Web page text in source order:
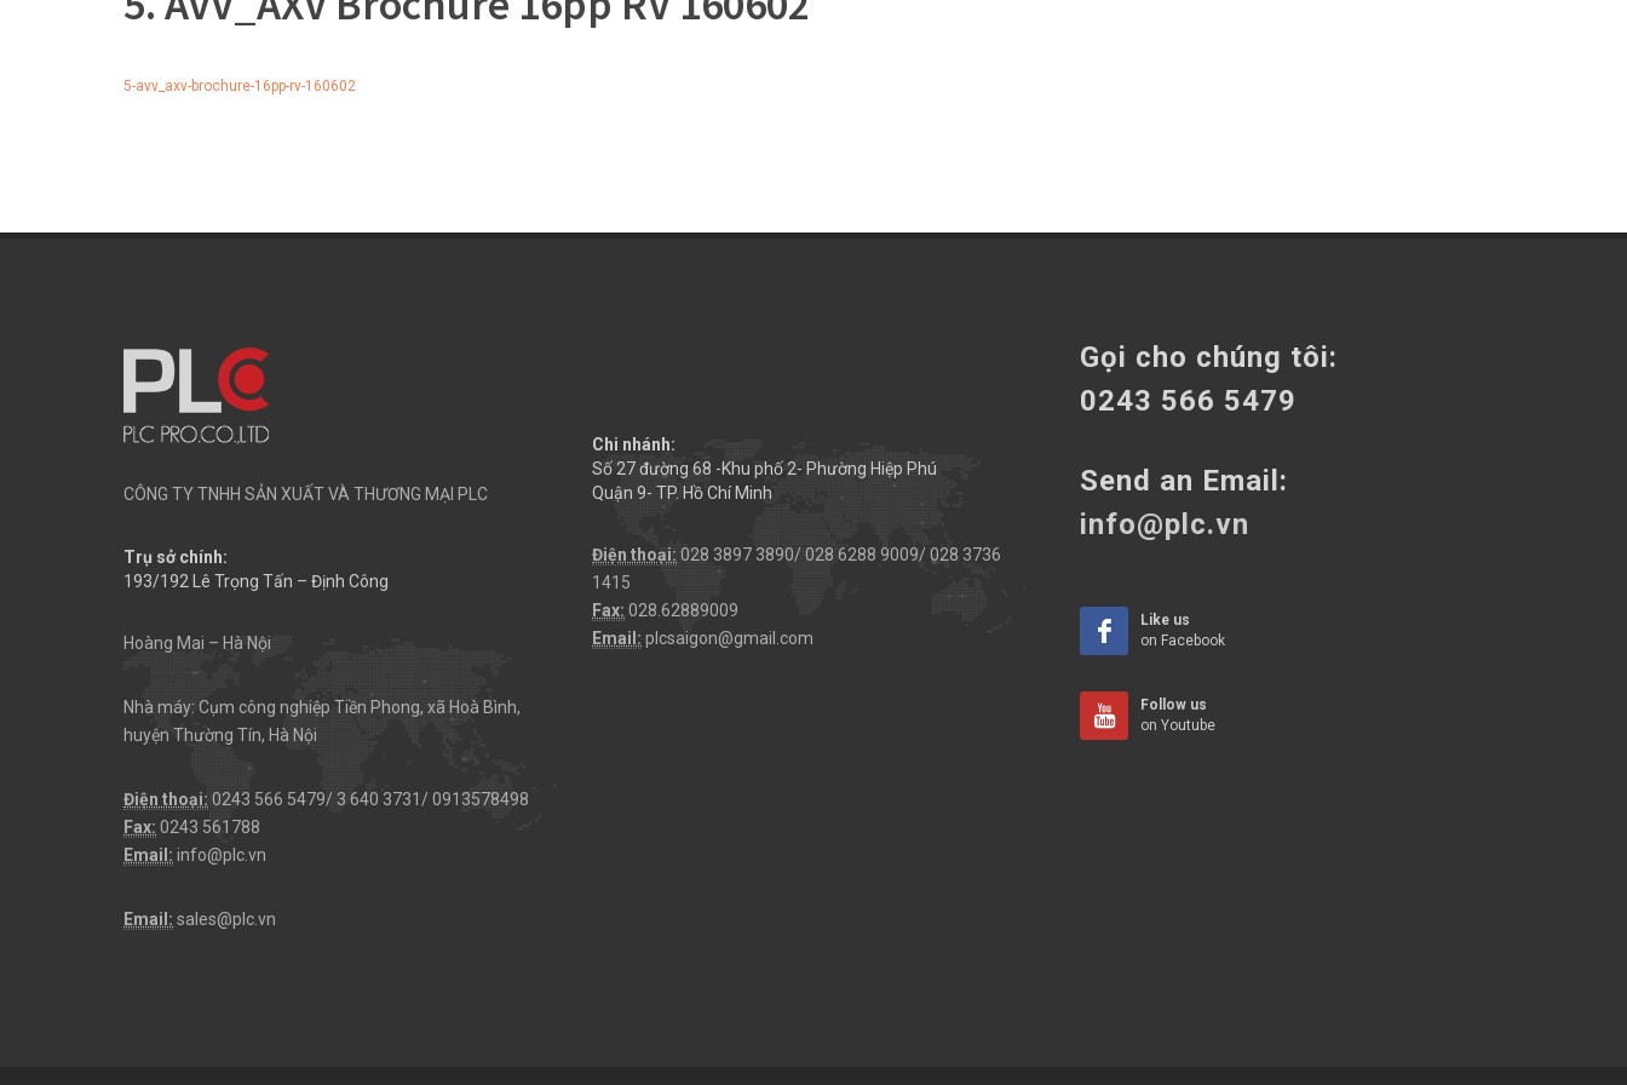
5-avv_axv-brochure-16pp-rv-160602
CÔNG TY TNHH SẢN XUẤT VÀ THƯƠNG MẠI PLC
Trụ sở chính:
193/192 Lê Trọng Tấn – Định Công
Hoàng Mai – Hà Nội
Nhà máy: Cụm công nghiệp Tiền Phong, xã Hoà Bình,
huyện Thường Tín, Hà Nội
Điện thoại: 0243 566 5479/ 3 640 3731/ 0913578498
Fax: 0243 561788
Email: info@plc.vn
Email: sales@plc.vn
Chi nhánh:
Số 27 đường 68 -Khu phố 2- Phường Hiệp Phú
Quận 9- TP. Hồ Chí Minh
Điện thoại: 028 3897 3890/ 028 6288 9009/ 028 3736
1415
Fax: 028.62889009
Email: plcsaigon@gmail.com
Gọi cho chúng tôi:
0243 566 5479
Send an Email:
info@plc.vn
Like us
on Facebook
Follow us
on Youtube